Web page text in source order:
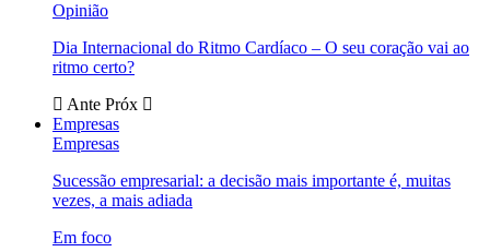
Opinião
Dia Internacional do Ritmo Cardíaco – O seu coração vai ao
ritmo certo?
Ante Próx
Empresas
Empresas
Sucessão empresarial: a decisão mais importante é, muitas
vezes, a mais adiada
Em foco